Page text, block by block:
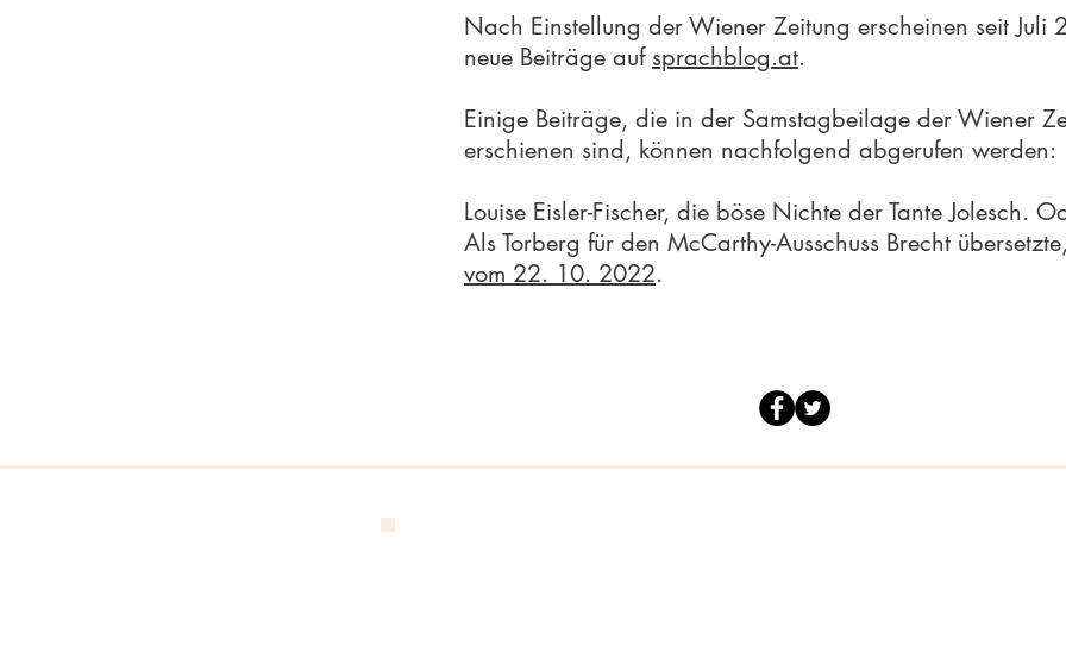
Nach Einstellung der Wiener Zeitung erscheinen seit Juli
neue Beiträge auf sprachblog.at.
Einige Beiträge, die in der Samstagbeilage der Wiener
erschienen sind, können nachfolgend abgerufen werden:
Louise Eisler-Fischer, die böse Nichte der Tante Jolesch.
Als Torberg für den McCarthy-Ausschuss Brecht
vom 22. 10. 2022.